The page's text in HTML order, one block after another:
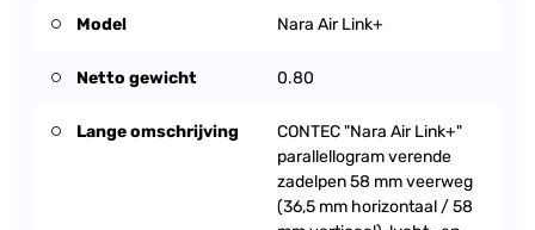
Model Nara Air Link+
Netto gewicht 0.80
Lange omschrijving
CONTEC "Nara Air Link+"
parallellogram verende
zadelpen 58 mm veerweg
(36,5 mm horizontaal / 58